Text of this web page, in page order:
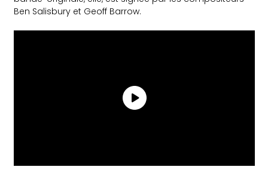
Ben Salisbury et Geoff Barrow.